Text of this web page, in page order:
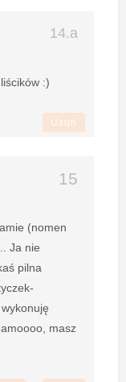
:)
Usuń
(nomen
Ja nie
pilna
masz